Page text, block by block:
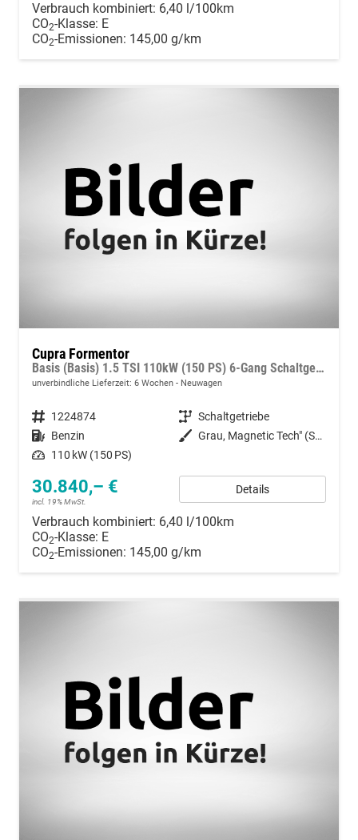
Verbrauch kombiniert: 6,40 l/100km
CO2-Klasse: E
CO2-Emissionen: 145,00 g/km
Cupra Formentor
Basis (Basis) 1.5 TSI 110kW (150 PS) 6-Gang Schaltgetriebe
unverbindliche Lieferzeit: 6 Wochen Neuwagen
Fahrzeugnummer 1224874 Getriebe Schaltgetriebe
Kraftstoff Benzin Außenfarbe
Grau, Magnetic Tech" (S7)"
Leistung 110 kW (150 PS)
30.840,– €
incl. 19% MwSt.
Details
Verbrauch kombiniert: 6,40 l/100km
CO2-Klasse: E
CO2-Emissionen: 145,00 g/km